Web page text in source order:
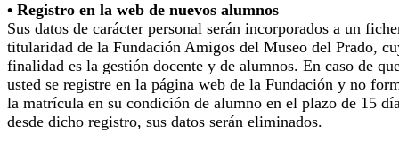
• Registro en la web de nuevos alumnos
Sus datos de carácter personal serán incorporados a un
titularidad de la Fundación Amigos del Museo del Prado,
finalidad es la gestión docente y de alumnos. En caso de
usted se registre en la página web de la Fundación y no
la matrícula en su condición de alumno en el plazo de 15
desde dicho registro, sus datos serán eliminados.